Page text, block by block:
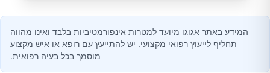
המידע באתר אגוגו מיועד למטרות אינפורמטיביות בלבד ואינו מהווה
תחליף לייעוץ רפואי מקצועי. יש להתייעץ עם רופא או איש מקצוע
מוסמך בכל בעיה רפואית.